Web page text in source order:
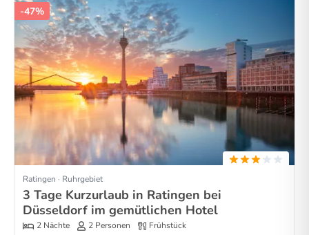
-47%
Ratingen · Ruhrgebiet
3 Tage Kurzurlaub in Ratingen bei
Düsseldorf im gemütlichen Hotel
2 Nächte 2 Personen Frühstück